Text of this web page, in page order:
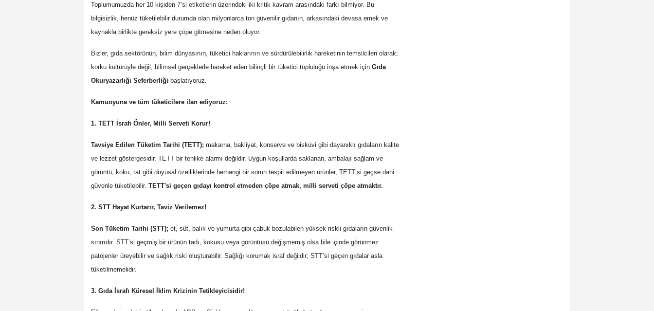
Toplumumuzda her 10 kişiden 7’si etiketlerin üzerindeki iki kritik kavram arasındaki farkı bilmiyor. Bu
bilgisizlik, henüz tüketilebilir durumda olan milyonlarca ton güvenilir gıdanın, arkasındaki devasa emek ve
kaynakla birlikte gereksiz yere çöpe gitmesine neden oluyor.
Bizler, gıda sektörünün, bilim dünyasının, tüketici haklarının ve sürdürülebilirlik hareketinin temsilcileri olarak;
korku kültürüyle değil, bilimsel gerçeklerle hareket eden bilinçli bir tüketici topluluğu inşa etmek için Gıda
Okuryazarlığı Seferberliği başlatıyoruz.
Kamuoyuna ve tüm tüketicilere ilan ediyoruz:
1. TETT İsrafı Önler, Milli Serveti Korur!
Tavsiye Edilen Tüketim Tarihi (TETT); makarna, bakliyat, konserve ve bisküvi gibi dayanıklı gıdaların kalite
ve lezzet göstergesidir. TETT bir tehlike alarmı değildir. Uygun koşullarda saklanan, ambalajı sağlam ve
görüntü, koku, tat gibi duyusal özelliklerinde herhangi bir sorun tespit edilmeyen ürünler, TETT’si geçse dahi
güvenle tüketilebilir. TETT'si geçen gıdayı kontrol etmeden çöpe atmak, milli serveti çöpe atmaktır.
2. STT Hayat Kurtarır, Taviz Verilemez!
Son Tüketim Tarihi (STT); et, süt, balık ve yumurta gibi çabuk bozulabilen yüksek riskli gıdaların güvenlik
sınırıdır. STT’si geçmiş bir ürünün tadı, kokusu veya görüntüsü değişmemiş olsa bile içinde görünmez
patojenler üreyebilir ve sağlık riski oluşturabilir. Sağlığı korumak israf değildir; STT’si geçen gıdalar asla
tüketilmemelidir.
3. Gıda İsrafı Küresel İklim Krizinin Tetikleyicisidir!